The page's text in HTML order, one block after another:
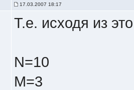
17.03.2007 18:17
Т.е. исходя из
N=10
M=3